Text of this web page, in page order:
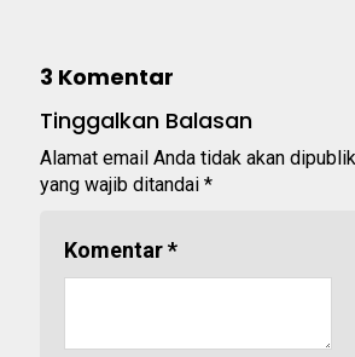
3 Komentar
Tinggalkan Balasan
Alamat email Anda tidak akan
yang wajib ditandai *
Komentar*